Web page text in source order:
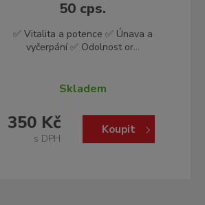
50 cps.
✅ Vitalita a potence ✅ Únava a
vyčerpání ✅ Odolnost or...
Skladem
350 Kč
s DPH
Koupit